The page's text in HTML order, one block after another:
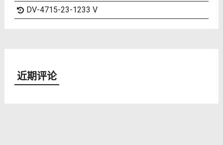
DV-4715-23-1233 V
近期评论